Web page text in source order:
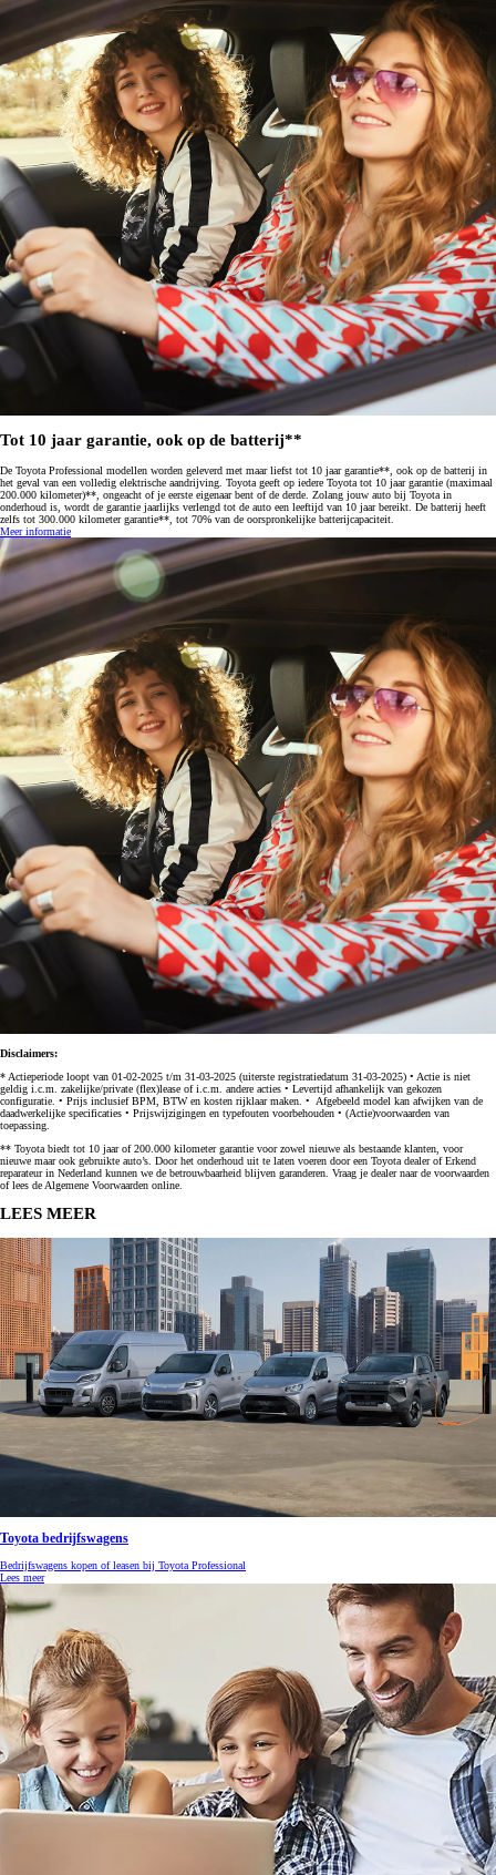
Tot 10 jaar garantie, ook op de batterij**
De Toyota Professional modellen worden geleverd met maar liefst tot 10 jaar garantie**, ook op de batterij in
het geval van een volledig elektrische aandrijving. Toyota geeft op iedere Toyota tot 10 jaar garantie (maximaal
200.000 kilometer)**, ongeacht of je eerste eigenaar bent of de derde. Zolang jouw auto bij Toyota in
onderhoud is, wordt de garantie jaarlijks verlengd tot de auto een leeftijd van 10 jaar bereikt. De batterij heeft
zelfs tot 300.000 kilometer garantie**, tot 70% van de oorspronkelijke batterijcapaciteit.
Meer informatie
Disclaimers:
* Actieperiode loopt van 01-02-2025 t/m 31-03-2025 (uiterste registratiedatum 31-03-2025) • Actie is niet
geldig i.c.m. zakelijke/private (flex)lease of i.c.m. andere acties • Levertijd afhankelijk van gekozen
configuratie. • Prijs inclusief BPM, BTW en kosten rijklaar maken. • Afgebeeld model kan afwijken van de
daadwerkelijke specificaties • Prijswijzigingen en typefouten voorbehouden • (Actie)voorwaarden van
toepassing.
** Toyota biedt tot 10 jaar of 200.000 kilometer garantie voor zowel nieuwe als bestaande klanten, voor
nieuwe maar ook gebruikte auto’s. Door het onderhoud uit te laten voeren door een Toyota dealer of Erkend
reparateur in Nederland kunnen we de betrouwbaarheid blijven garanderen. Vraag je dealer naar de voorwaarden
of lees de Algemene Voorwaarden online.
LEES MEER
Toyota bedrijfswagens
Bedrijfswagens kopen of leasen bij Toyota Professional
Lees meer